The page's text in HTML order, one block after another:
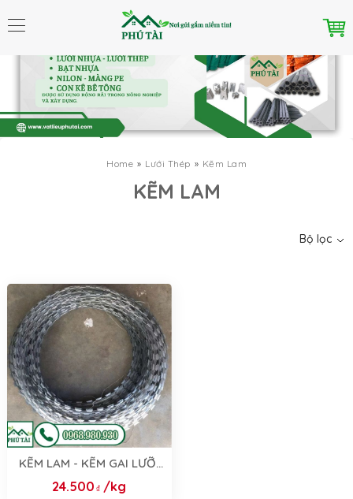
Home Lưới Thép Kẽm Lam
KẼM LAM
Bộ lọc
KẼM LAM - KẼM GAI LƯỠI
LAM
24.500 /kg